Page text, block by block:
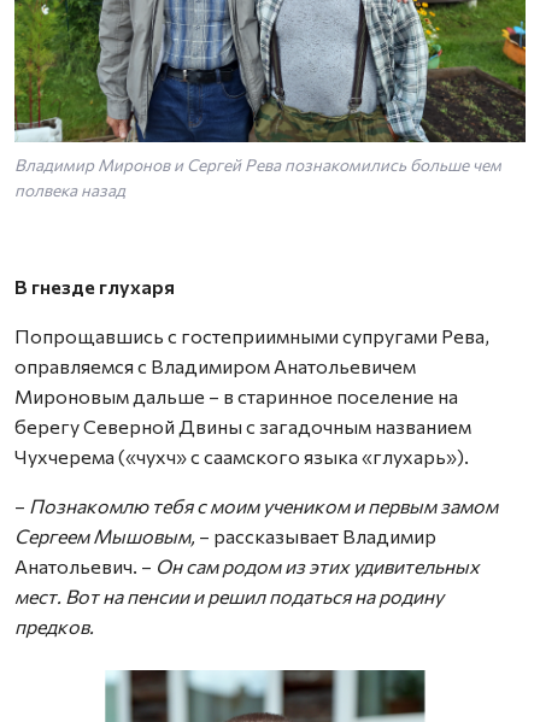
Владимир Миронов и Сергей Рева познакомились больше чем
полвека назад
В гнезде глухаря
Попрощавшись с гостеприимными супругами Рева,
оправляемся с Владимиром Анатольевичем
Мироновым дальше – в старинное поселение на
берегу Северной Двины с загадочным названием
Чухчерема («чухч» с саамского языка «глухарь»).
– Познакомлю тебя с моим учеником и первым замом
Сергеем Мышовым, – рассказывает Владимир
Анатольевич. – Он сам родом из этих удивительных
мест. Вот на пенсии и решил податься на родину
предков.